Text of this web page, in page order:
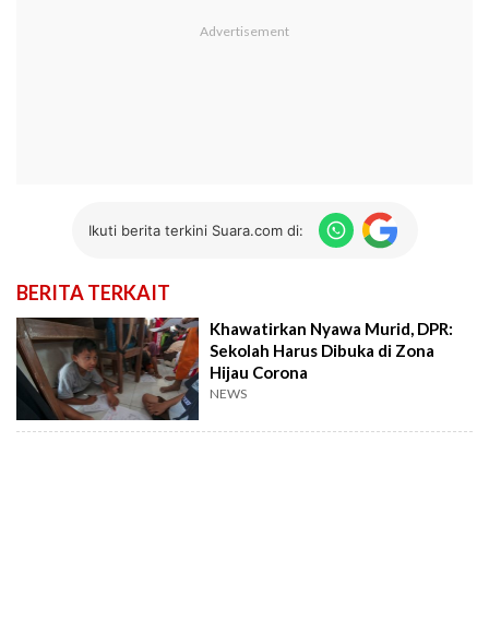
Ikuti berita terkini Suara.com di:
BERITA TERKAIT
Khawatirkan Nyawa Murid, DPR:
Sekolah Harus Dibuka di Zona
Hijau Corona
NEWS